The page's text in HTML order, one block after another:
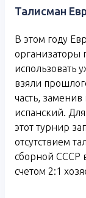
Талисман
В этом году
организаторы
использовать
взяли
часть,
испанский.
этот турнир
отсутствием
сборной СССР
счетом 2:1